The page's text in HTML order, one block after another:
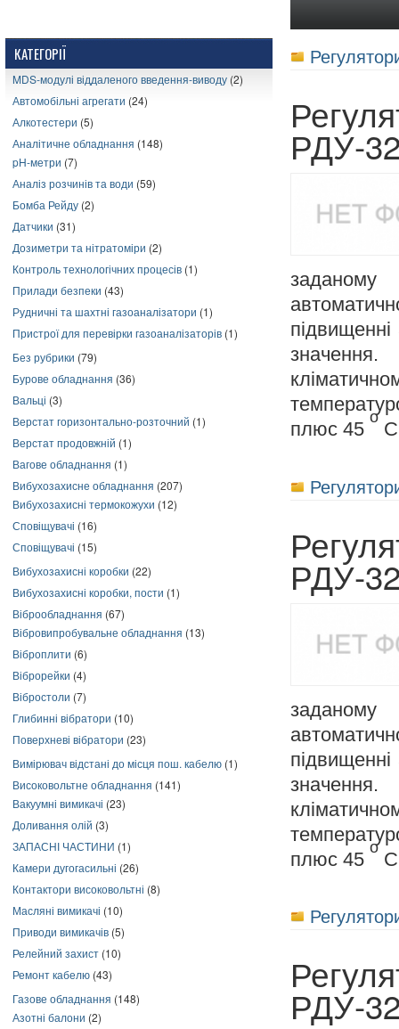
КАТЕГОРІЇ
MDS-модулі віддаленого введення-виводу (2)
Автомобільні агрегати (24)
Алкотестери (5)
Аналітичне обладнання (148)
pH-метри (7)
Аналіз розчинів та води (59)
Бомба Рейду (2)
Датчики (31)
Дозиметри та нітратоміри (2)
Контроль технологічних процесів (1)
Прилади безпеки (43)
Рудничні та шахтні газоаналізатори (1)
Пристрої для перевірки газоаналізаторів (1)
Без рубрики (79)
Бурове обладнання (36)
Вальці (3)
Верстат горизонтально-розточний (1)
Верстат продовжній (1)
Вагове обладнання (1)
Вибухозахисне обладнання (207)
Вибухозахисні термокожухи (12)
Сповіщувачі (16)
Сповіщувачі (15)
Вибухозахисні коробки (22)
Вибухозахисні коробки, пости (1)
Віброобладнання (67)
Вібровипробувальне обладнання (13)
Віброплити (6)
Віброрейки (4)
Вібростоли (7)
Глибинні вібратори (10)
Поверхневі вібратори (23)
Вимірювач відстані до місця пош. кабелю (1)
Високовольтне обладнання (141)
Вакуумні вимикачі (23)
Доливання олій (3)
ЗАПАСНІ ЧАСТИНИ (1)
Камери дугогасильні (26)
Контактори високовольтні (8)
Масляні вимикачі (10)
Приводи вимикачів (5)
Релейний захист (10)
Ремонт кабелю (43)
Газове обладнання (148)
Азотні балони (2)
РДУ-
заданому
значення.
плюс 45
o
С
РДУ-
заданому
значення.
плюс 45
o
С
РДУ-